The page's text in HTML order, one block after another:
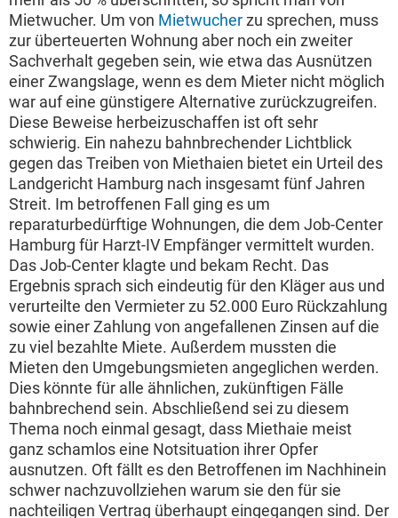
Mietwucher. Um von Mietwucherzu sprechen, muss
zur überteuerten Wohnung aber noch ein zweiter
Sachverhalt gegeben sein, wie etwa das Ausnützen
einer Zwangslage, wenn es dem Mieter nicht möglich
war auf eine günstigere Alternative zurückzugreifen.
Diese Beweise herbeizuschaffen ist oft sehr
schwierig. Ein nahezu bahnbrechender Lichtblick
gegen das Treiben von Miethaien bietet ein Urteil des
Landgericht Hamburg nach insgesamt fünf Jahren
Streit. Im betroffenen Fall ging es um
reparaturbedürftige Wohnungen, die dem Job-Center
Hamburg für Harzt-IV Empfänger vermittelt wurden.
Das Job-Center klagte und bekam Recht. Das
Ergebnis sprach sich eindeutig für den Kläger aus und
verurteilte den Vermieter zu 52.000 Euro Rückzahlung
sowie einer Zahlung von angefallenen Zinsen auf die
zu viel bezahlte Miete. Außerdem mussten die
Mieten den Umgebungsmieten angeglichen werden.
Dies könnte für alle ähnlichen, zukünftigen Fälle
bahnbrechend sein. Abschließend sei zu diesem
Thema noch einmal gesagt, dass Miethaie meist
ganz schamlos eine Notsituation ihrer Opfer
ausnutzen. Oft fällt es den Betroffenen im Nachhinein
schwer nachzuvollziehen warum sie den für sie
nachteiligen Vertrag überhaupt eingegangen sind. Der